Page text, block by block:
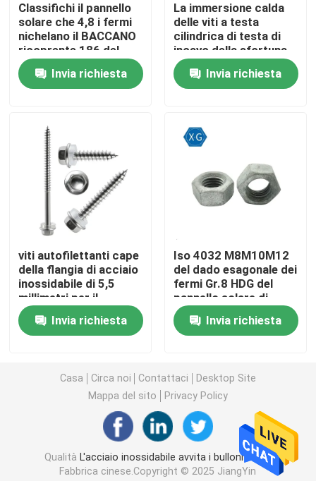
Contattici
Richieda una citazione
Bulloni ad alta resistenza
Zinchi i bulloni ed i dadi placcati
Dadi esagonali di acciaio inossidabile
Fermi dell'energia eolica
Fermi del pannello solare
Fermo automobilistico
Controdadi di nylon dell'inserzione
Classifichi il pannello
solare che 4,8 i fermi
nichelano il BACCANO
ricoprente 186 del
bullone a testa
rettangolare della
testa di martello
Invia richiesta
La immersione calda
delle viti a testa
cilindrica di testa di
incavo della sfortuna
di iso 4762 il M3 M6
M5 ha galvanizzato
Invia richiesta
viti autofilettanti cape
della flangia di acciaio
inossidabile di 5,5
millimetri per il
pannello solare
Invia richiesta
Iso 4032 M8M10M12
del dado esagonale dei
fermi Gr.8 HDG del
pannello solare di
acciaio al carbonio
Invia richiesta
Casa Circa noi Contattaci
Desktop Site
Mappa del sito
Privacy Policy
Qualità L'acciaio inossidabile avvita i bulloni matti
Fabbrica cinese.Copyright © 2025 JiangYin